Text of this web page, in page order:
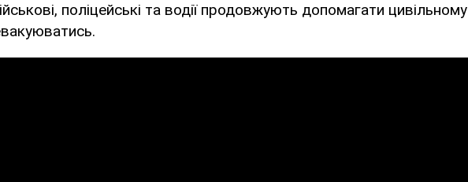
поліцейські та водії продовжують допомагати цивільному